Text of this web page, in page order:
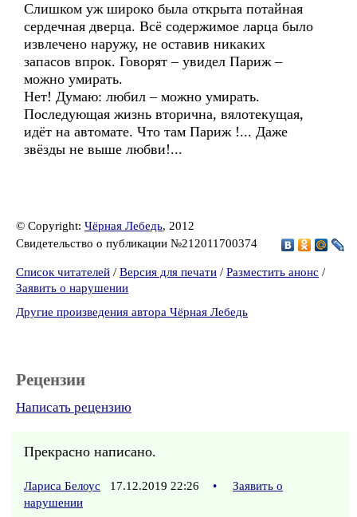
Слишком уж широко была открыта потайная
сердечная дверца. Всё содержимое ларца было
извлечено наружу, не оставив никаких
запасов впрок. Говорят – увидел Париж –
можно умирать.
Нет! Думаю: любил – можно умирать.
Последующая жизнь вторична, вялотекущая,
идёт на автомате. Что там Париж !... Даже
звёзды не выше любви!...
© Copyright: Чёрная Лебедь, 2012
Свидетельство о публикации №212011700374
Список читателей / Версия для печати / Разместить анонс /
Заявить о нарушении
Другие произведения автора Чёрная Лебедь
Рецензии
Написать рецензию
Прекрасно написано.
Лариса Белоус 17.12.2019 22:26 •
Заявить о
нарушении